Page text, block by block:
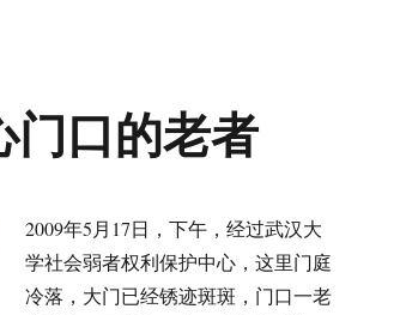
门口的老者
2009年5月17日，下午，经过武汉大
学社会弱者权利保护中心，这里门庭
冷落，大门已经锈迹斑斑，门口一老